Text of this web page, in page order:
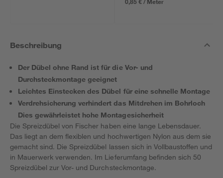
Beschreibung
Der Dübel ohne Rand ist für die Vor- und
Durchsteckmontage geeignet
Leichtes Einstecken des Dübel für eine schnelle Montage
Verdrehsicherung verhindert das Mitdrehen im Bohrloch
Dies gewährleistet hohe Montagesicherheit
Die Spreizdübel von Fischer haben eine lange Lebensdauer.
Das liegt an dem flexiblen und hochwertigen Nylon aus dem sie
gemacht sind. Die Spreizdübel lassen sich in Vollbaustoffen und
in Mauerwerk verwenden. Im Lieferumfang befinden sich 50
Spreizdübel zur Vor- und Durchsteckmontage.